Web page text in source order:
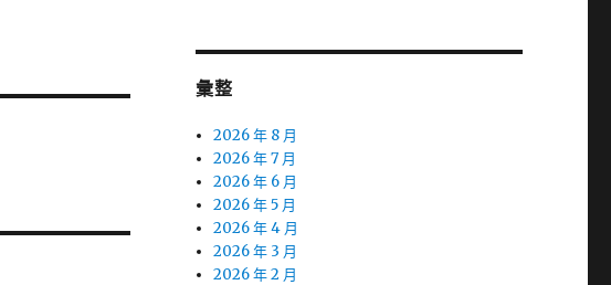
彙整
2026 年 8 月
2026 年 7 月
2026 年 6 月
2026 年 5 月
2026 年 4 月
2026 年 3 月
2026 年 2 月